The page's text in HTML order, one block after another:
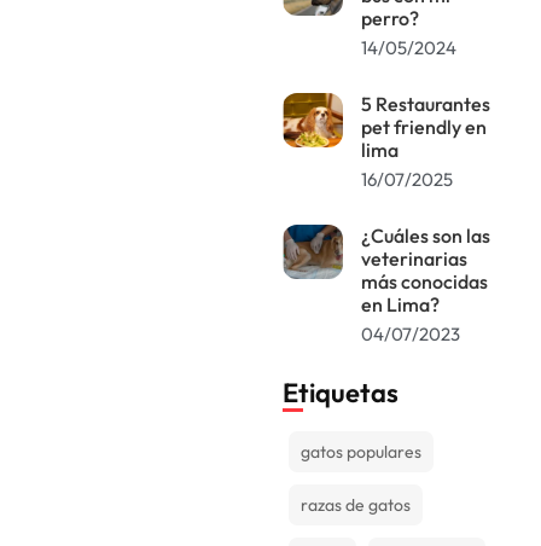
perro?
14/05/2024
5 Restaurantes
pet friendly en
lima
16/07/2025
¿Cuáles son las
veterinarias
más conocidas
en Lima?
04/07/2023
Etiquetas
gatos populares
razas de gatos